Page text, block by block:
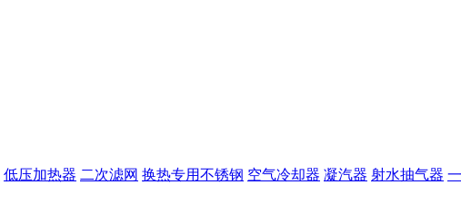
低压加热器 二次滤网 换热专用不锈钢 空气冷却器 凝汽器 射水抽气器